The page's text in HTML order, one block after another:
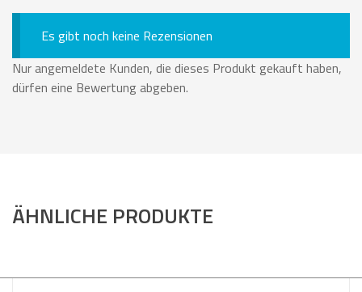
Es gibt noch keine Rezensionen
Nur angemeldete Kunden, die dieses Produkt gekauft haben,
dürfen eine Bewertung abgeben.
ÄHNLICHE PRODUKTE